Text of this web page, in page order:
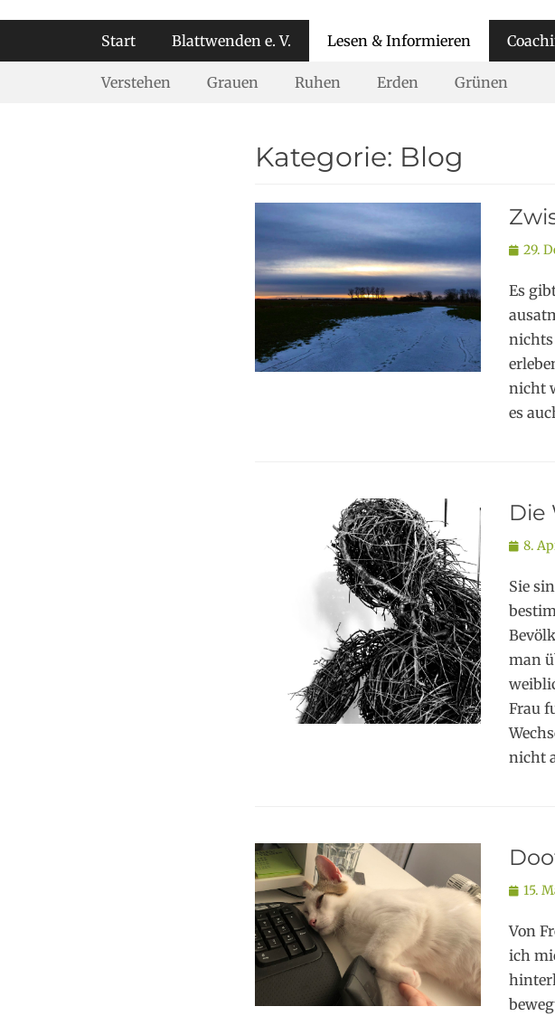
Primäres Menü
Start Blattwenden e. V. Lesen & Informieren
Sekundäres Menü
Verstehen Grauen Ruhen Erden Grünen
Kategorie: Blog
Posted
29.
Es
nichts
nicht
es
Die
Posted
8.
Sie
man
Frau
nicht
Posted
15.
Von
ich